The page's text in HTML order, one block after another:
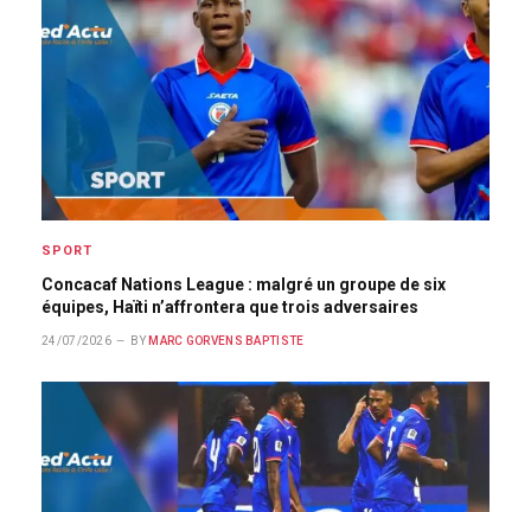
SPORT
Concacaf Nations League : malgré un groupe de six
équipes, Haïti n’affrontera que trois adversaires
24/07/2026 BY MARC GORVENS BAPTISTE